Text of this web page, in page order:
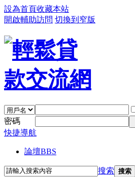
設為首頁收藏本站
開啟輔助訪問 切換到窄版
密碼
快捷導航
論壇BBS
搜索 搜索